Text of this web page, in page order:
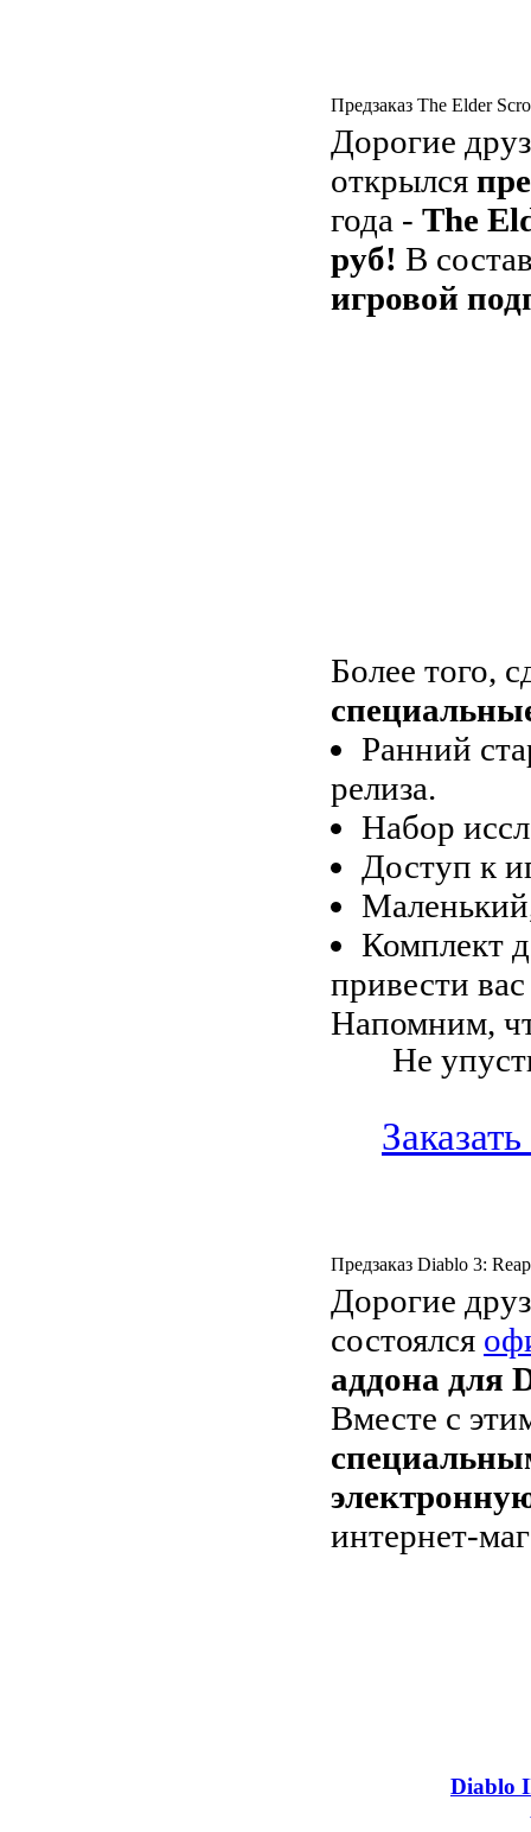
Предзаказ The Elder
Дорогие
открылся
года - The
руб! В
игровой
Более того,
Ранний
релиза.
Набор
Доступ к
Комплект
привести
Напомним,
Не
Предзаказ Diablo 3:
Дорогие
состоялся
аддона для
Вместе с
интернет-
Diablo